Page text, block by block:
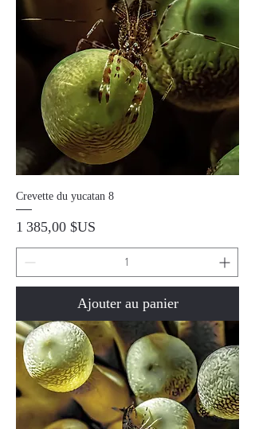
Crevette du yucatan 8
Prix
1 385,00 $US
Ajouter au panier